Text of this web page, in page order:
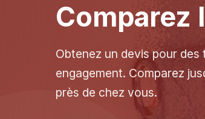
Comparez
Obtenez un devis pour
engagement. Comparez
près de chez vous.